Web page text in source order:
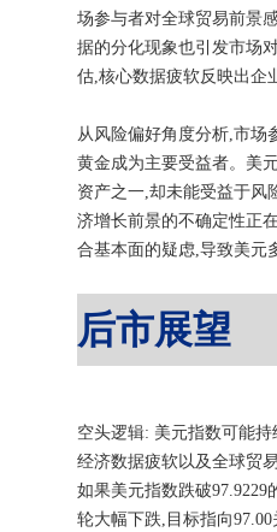
场参与者对全球贸易前景
据的分化现象也引发市场
估,核心数据疲软反映出企
从风险偏好角度分析,市场
黄金成为主要受益者。美
资产之一,却未能受益于风
济增长前景的不确定性正
合基本面的疑虑,导致美元
后市展望
空头逻辑: 美元指数可能
经济数据疲软以及全球贸
如果美元指数跌破
轮大幅下跌,目标指向97.00